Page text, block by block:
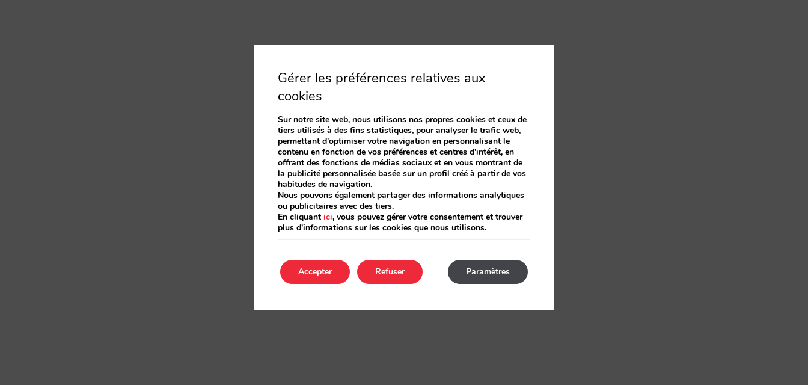
Gérer les préférences relatives aux
cookies
Sur notre site web, nous utilisons nos propres cookies et ceux de
tiers utilisés à des fins statistiques, pour analyser le trafic web,
permettant d'optimiser votre navigation en personnalisant le
contenu en fonction de vos préférences et centres d'intérêt, en
offrant des fonctions de médias sociaux et en vous montrant de
la publicité personnalisée basée sur un profil créé à partir de vos
habitudes de navigation.
Nous pouvons également partager des informations analytiques
ou publicitaires avec des tiers.
En cliquant ici, vous pouvez gérer votre consentement et trouver
plus d'informations sur les cookies que nous utilisons.
Accepter Paramètres
Refuser